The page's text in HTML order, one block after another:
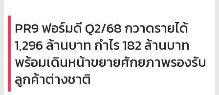
PR9 ฟอร์มดี Q2/68 กวาดรายได้
1,296 ล้านบาท กำไร 182 ล้านบาท
พร้อมเดินหน้าขยายศักยภาพรองรับ
ลูกค้าต่างชาติ